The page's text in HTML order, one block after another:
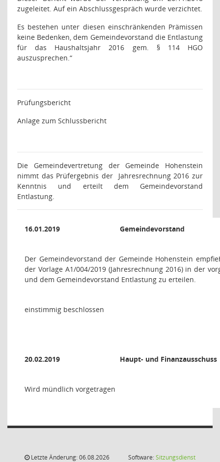
zugeleitet. Auf ein Abschlussgespräch wurde verzichtet.
Es bestehen unter diesen einschränkenden Prämissen
keine Bedenken, dem Gemeindevorstand die Entlastung
für das Haushaltsjahr 2016 gem. § 114 HGO
auszusprechen.“
Prüfungsbericht
Anlage zum Schlussbericht
Die Gemeindevertretung der Gemeinde Hohenstein
nimmt das Prüfergebnis der
Jahresrechnung 2016 zur
Kenntnis und erteilt dem Gemeindevorstand
Entlastung.
16.01.2019 Gemeindevorstand
Der Gemeindevorstand der Gemeinde Hohenstein
der Vorlage A1/004/2019 (Jahresrechnung 2016) in der
und dem Gemeindevorstand Entlastung zu erteilen.
einstimmig beschlossen
20.02.2019 Haupt- und Finanzausschuss
Wird mündlich vorgetragen
Letzte Änderung: 06.08.2026
Software:Sitzungsdienst